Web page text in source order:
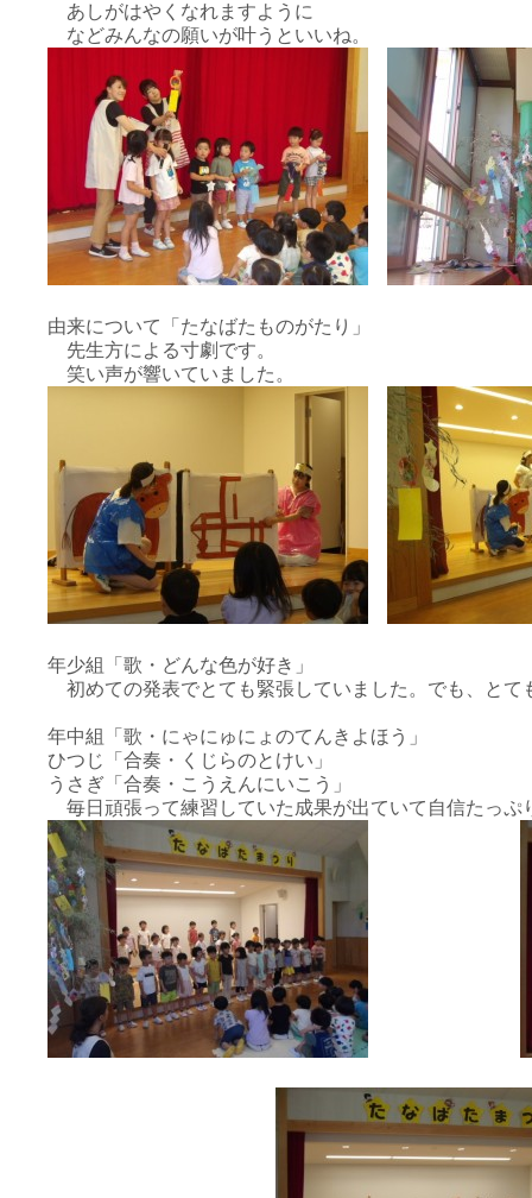
あしがはやくなれますように
などみんなの願いが叶うといいね。
由来について「たなばたものがたり」
先生方による寸劇です。
笑い声が響いていました。
年少組「歌・どんな色が好き」
初めての発表でとても緊張していました。でも、とて
年中組「歌・にゃにゅにょのてんきよほう」
ひつじ「合奏・くじらのとけい」
うさぎ「合奏・こうえんにいこう」
毎日頑張って練習していた成果が出ていて自信たっぷ